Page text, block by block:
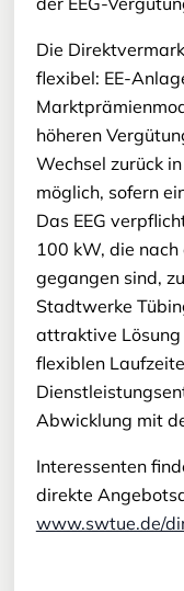
Die
flexibel: EE-
höheren
Wechsel zurück
möglich, sofern
Das EEG
100 kW, die
gegangen sind,
Stadtwerke
attraktive
flexiblen
Abwicklung mit
Interessenten
direkte
www.swtue.de/